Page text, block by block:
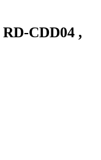
RD-CDD04 ,